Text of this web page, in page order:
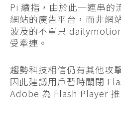
Pi 續指，由於此一連串的
網站的廣告平台，而非網
波及的不單只
受牽連。
趨勢科技相信仍有其他攻
因此建議用戶暫時關閉
Adobe 為 Flash Player 推